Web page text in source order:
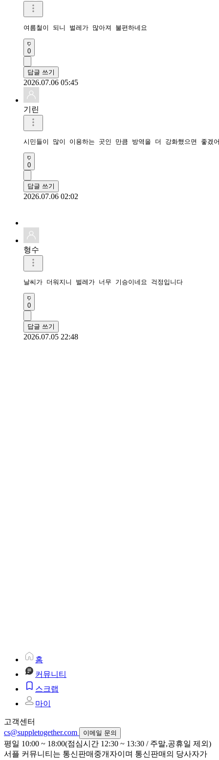
여름철이 되니 벌레가 많아져 불편하네요
0
답글 쓰기
2026.07.06 05:45
기린
시민들이 많이 이용하는 곳인 만큼 방역을 더 강화했으면 좋겠
0
답글 쓰기
2026.07.06 02:02
형수
날씨가 더워지니 벌레가 너무 기승이네요 걱정입니다
0
답글 쓰기
2026.07.05 22:48
홈
커뮤니티
스크랩
마이
고객센터
cs@suppletogether.com
이메일 문의
평일 10:00 ~ 18:00(점심시간 12:30 ~ 13:30 / 주말,공휴일 제외)
서플 커뮤니티는 통신판매중개자이며 통신판매의 당사자가